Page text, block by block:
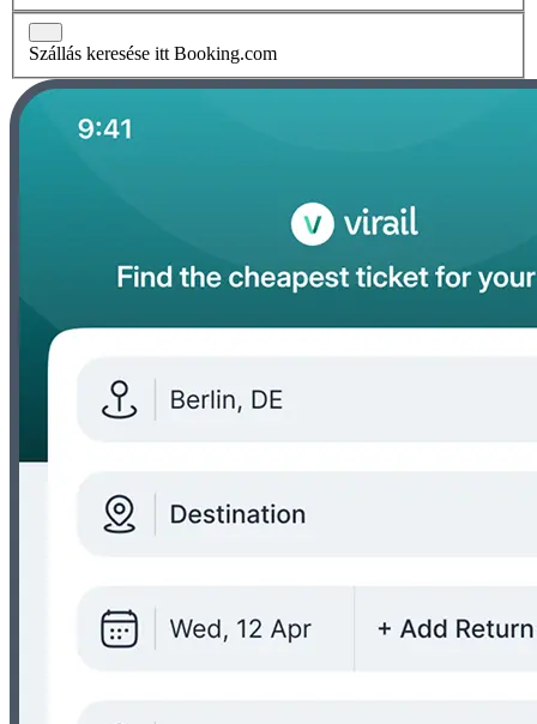
Szállás keresése itt Booking.com